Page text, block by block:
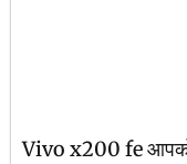
Vivo x200 fe आपको